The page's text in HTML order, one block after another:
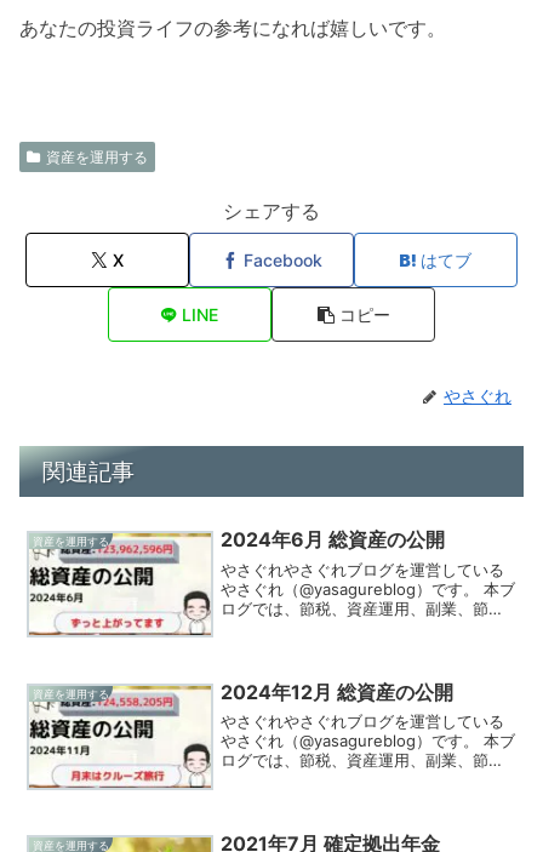
あなたの投資ライフの参考になれば嬉しいです。
資産を運用する
シェアする
X Facebook はてブ
LINE コピー
やさぐれ
関連記事
資産を運用する 2024年6月 総資産の公開
やさぐれやさぐれブログを運営している
やさぐれ（@yasagureblog）です。 本ブ
ログでは、節税、資産運用、副業、節約
ク...
資産を運用する 2024年12月 総資産の公開
やさぐれやさぐれブログを運営している
やさぐれ（@yasagureblog）です。 本ブ
ログでは、節税、資産運用、副業、節約
資産を運用する
2021年7月 確定拠出年金